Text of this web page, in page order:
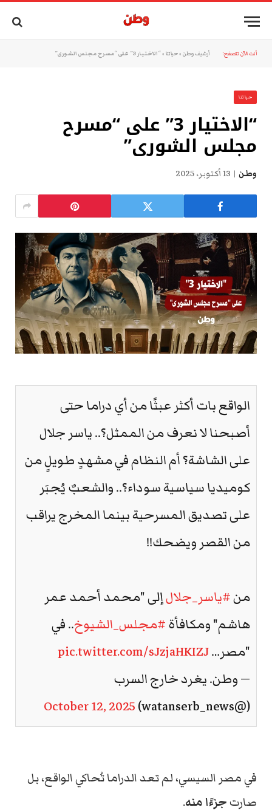
أنت الآن تتصفح: أرشيف وطن »حياتنا »“الاختيار 3” على “مسرح مجلس الشورى”
حياتنا
“الاختيار 3” على “مسرح
مجلس الشورى”
وطن 13 أكتوبر، 2025
الواقع بات أكثر عبثًا من أي دراما حتى
أصبحنا لا نعرف من الممثل؟.. ياسر جلال
على الشاشة؟ أم النظام في مشهدٍ طويلٍ من
كوميديا سياسية سوداء؟.. والشعبٌ يُجبَر
على تصديق المسرحية بينما المخرج يراقب
من القصر ويضحك!!
من#ياسر_جلالإلى "محمد أحمد عمر
هاشم" ومكافأة#مجلس_الشيوخ.. في
"مصر…pic.twitter.com/sJzjaHKIZJ
— وطن. يغرد خارج السرب
(@watanserb_news)
October 12, 2025
في مصر السيسي، لم تعد الدراما تُحاكي الواقع، بل
صارتجزءًا منه.